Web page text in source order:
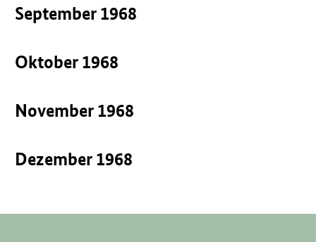
September 1968
Oktober 1968
November 1968
Dezember 1968